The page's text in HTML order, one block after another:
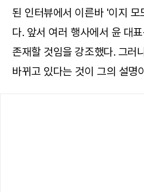
된 인터뷰에서 이른바 '이지
다. 앞서 여러 행사에서 윤 대
존재할 것임을 강조했다. 그러
바뀌고 있다는 것이 그의 설명